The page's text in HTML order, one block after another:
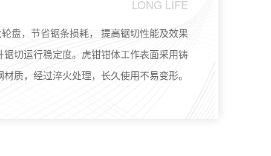
LONG LIFE
盘，节省锯条损耗， 提高锯切性能及效果
锯切运行稳定度。虎钳钳体工作表面采用铸
材质，经过淬火处理，长久使用不易变形。